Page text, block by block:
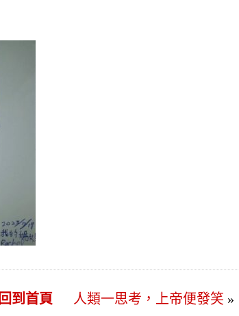
回到首頁 人類一思考，上帝便發笑 »